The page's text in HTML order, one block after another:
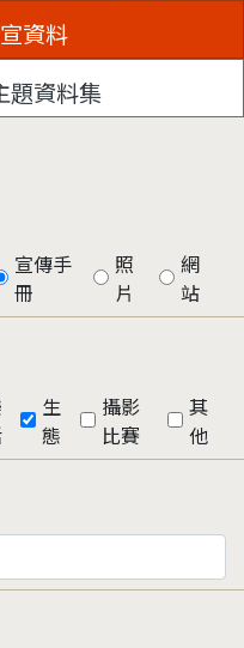
資料
題資料集
宣傳手
冊
照
片
網
站
生
態
攝影
比賽
其
他